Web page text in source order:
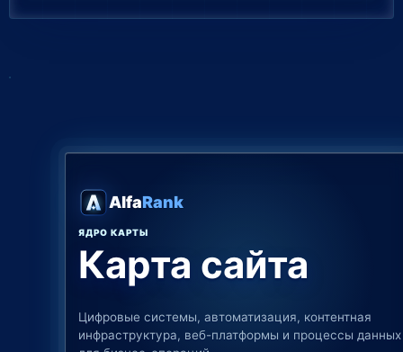
AlfaRank
ЯДРО КАРТЫ
Карта сайта
Цифровые системы, автоматизация, контентная
инфраструктура, веб-платформы и процессы данных